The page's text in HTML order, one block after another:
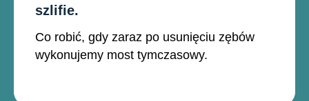
szlifie.
Co robić, gdy zaraz po usunięciu zębów
wykonujemy most tymczasowy.